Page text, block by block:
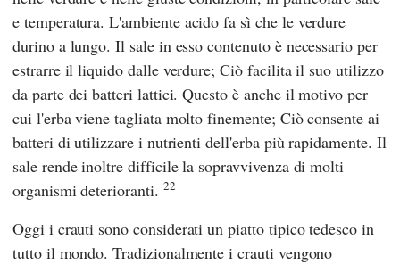
e temperatura. L'ambiente acido fa sì che le verdure
durino a lungo. Il sale in esso contenuto è necessario per
estrarre il liquido dalle verdure; Ciò facilita il suo utilizzo
da parte dei batteri lattici. Questo è anche il motivo per
cui l'erba viene tagliata molto finemente; Ciò consente ai
batteri di utilizzare i nutrienti dell'erba più rapidamente. Il
sale rende inoltre difficile la sopravvivenza di molti
organismi deterioranti. 22
Oggi i crauti sono considerati un piatto tipico tedesco in
tutto il mondo. Tradizionalmente i crauti vengono